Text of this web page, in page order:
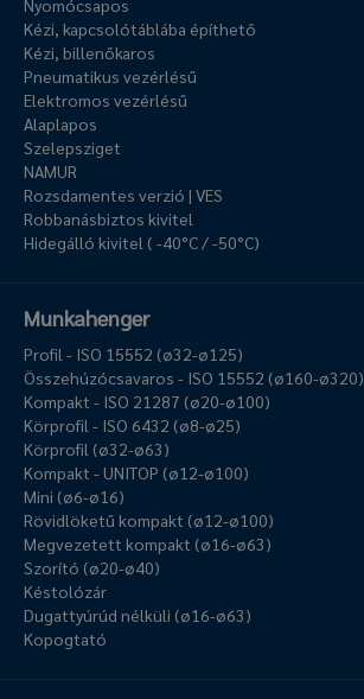
Nyomócsapos
Kézi, kapcsolótáblába építhető
Kézi, billenőkaros
Pneumatikus vezérlésű
Elektromos vezérlésű
Alaplapos
Szelepsziget
NAMUR
Rozsdamentes verzió | VES
Robbanásbiztos kivitel
Hidegálló kivitel ( -40°C / -50°C)
Munkahenger
Profil - ISO 15552 (ø32-ø125)
Összehúzócsavaros - ISO 15552 (ø160-ø320)
Kompakt - ISO 21287 (ø20-ø100)
Körprofil - ISO 6432 (ø8-ø25)
Körprofil (ø32-ø63)
Kompakt - UNITOP (ø12-ø100)
Mini (ø6-ø16)
Rövidlöketű kompakt (ø12-ø100)
Megvezetett kompakt (ø16-ø63)
Szorító (ø20-ø40)
Késtolózár
Dugattyúrúd nélküli (ø16-ø63)
Kopogtató